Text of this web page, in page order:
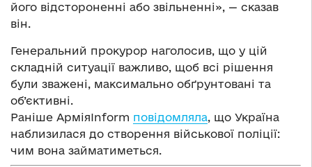
його відстороненні або звільненні», — сказав
він.
Генеральний прокурор наголосив, що у цій
складній ситуації важливо, щоб всі рішення
були зважені, максимально обґрунтовані та
об’єктивні.
Раніше АрміяInform повідомляла, що Україна
наблизилася до створення військової поліції:
чим вона займатиметься.